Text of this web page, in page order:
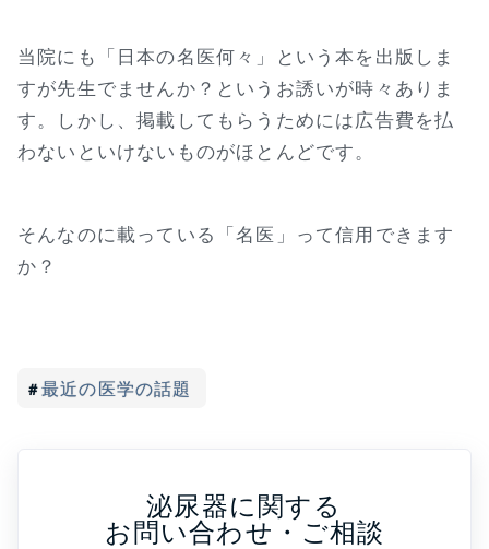
当院にも「日本の名医何々」という本を出版しま
すが先生でませんか？というお誘いが時々ありま
す。しかし、掲載してもらうためには広告費を払
わないといけないものがほとんどです。
そんなのに載っている「名医」って信用できます
か？
最近の医学の話題
泌尿器に関する
お問い合わせ・ご相談